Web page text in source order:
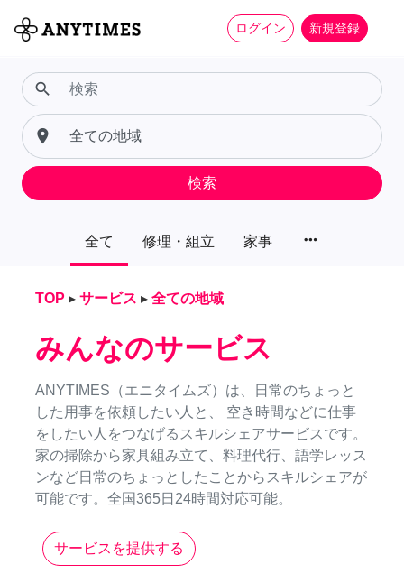
ログイン 新規登録
全て 修理・組立 家事 more_horiz
search
place
検索
TOP ▸ サービス ▸ 全ての地域
みんなのサービス
ANYTIMES（エニタイムズ）は、日常のちょっと
した用事を依頼したい人と、 空き時間などに仕事
をしたい人をつなげるスキルシェアサービスです。
家の掃除から家具組み立て、料理代行、語学レッス
ンなど日常のちょっとしたことからスキルシェアが
可能です。全国365日24時間対応可能。
サービスを提供する